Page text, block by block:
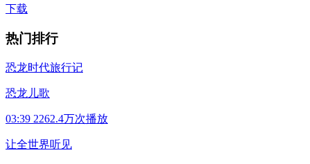
下载
热门排行
恐龙时代旅行记
恐龙儿歌
03:39 2262.4万次播放
让全世界听见